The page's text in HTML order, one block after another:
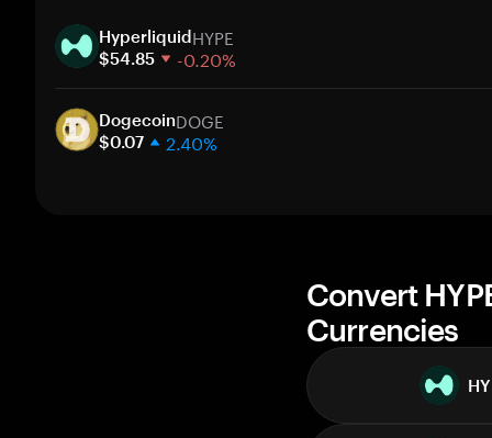
HyperliquidHYPE
$54.85 -0.20%
30 days
Market cap
DogecoinDOGE
$0.07 2.40%
Convert
Currencies